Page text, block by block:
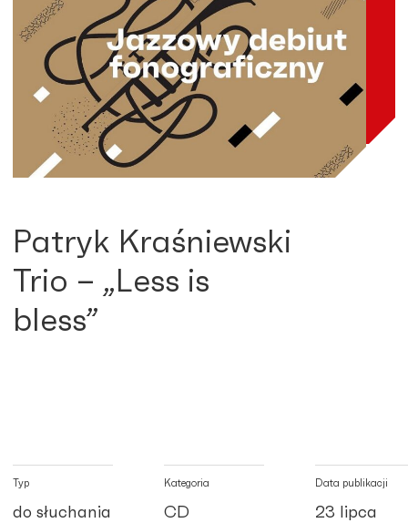
Patryk Kraśniewski
Trio – „Less is
bless”
Typ
do słuchania
Kategoria
CD
Data publikacji
23 lipca